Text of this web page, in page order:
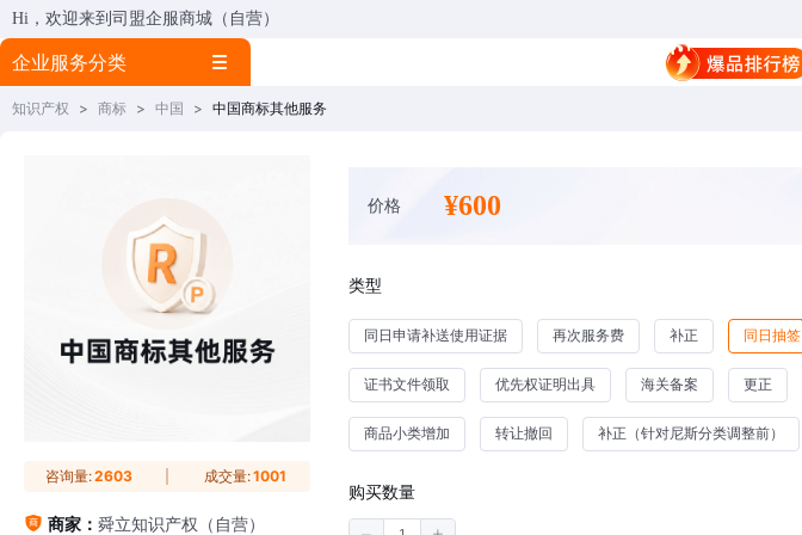
Hi，欢迎来到司盟企服商城（自营）
企业服务分类
知识产权 > 商标 > 中国 > 中国商标其他服务
咨询量:2603 成交量:1001
商家： 舜立知识产权（自营）
价格 ¥600
类型
同日申请补送使用证据 再次服务费 补正 同日抽签
证书文件领取 优先权证明出具 海关备案 更正
商品小类增加 转让撤回 补正（针对尼斯分类调整前）
购买数量